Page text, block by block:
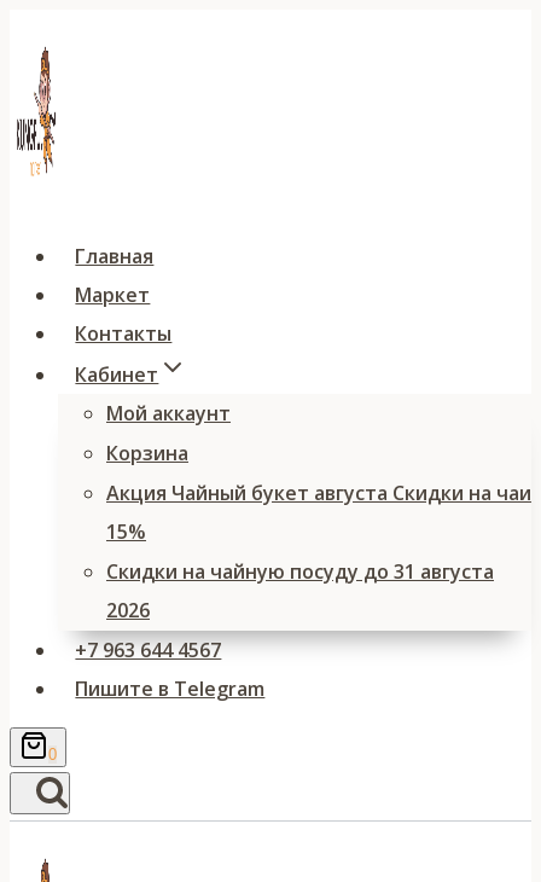
содержимому
Главная
Маркет
Контакты
Кабинет
Мой аккаунт
Корзина
Акция Чайный букет августа Скидки на чаи
15%
Скидки на чайную посуду до 31 августа
2026
+7 963 644 4567
Пишите в Telegram
0